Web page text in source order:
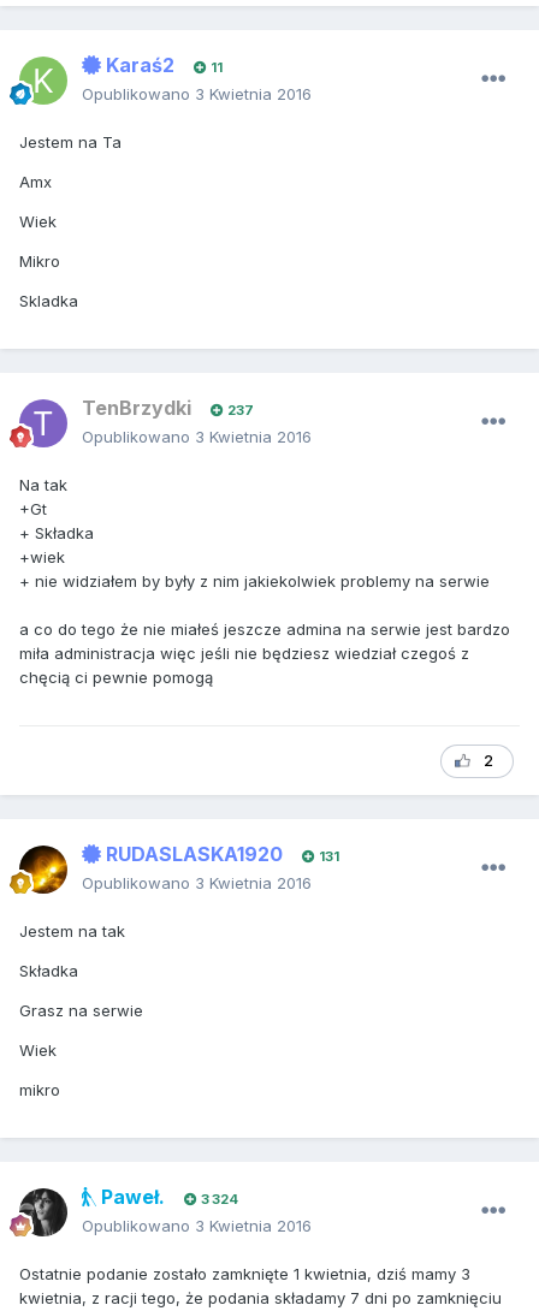
Karaś2 11
Opublikowano 3 Kwietnia 2016
Jestem na Ta
Amx
Wiek
Mikro
Skladka
TenBrzydki 237
Opublikowano 3 Kwietnia 2016
Na tak
+Gt
+ Składka
+wiek
+ nie widziałem by były z nim jakiekolwiek problemy na serwie
a co do tego że nie miałeś jeszcze admina na serwie jest bardzo
miła administracja więc jeśli nie będziesz wiedział czegoś z
chęcią ci pewnie pomogą
2
RUDASLASKA1920 131
Opublikowano 3 Kwietnia 2016
Jestem na tak
Składka
Grasz na serwie
Wiek
mikro
Paweł. 3 324
Opublikowano 3 Kwietnia 2016
Ostatnie podanie zostało zamknięte 1 kwietnia, dziś mamy 3
kwietnia, z racji tego, że podania składamy 7 dni po zamknięciu